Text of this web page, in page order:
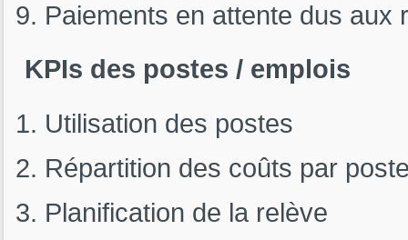
Paiements en attente dus aux
KPIs des postes / emplois
Utilisation des postes
Répartition des coûts par
Planification de la relève